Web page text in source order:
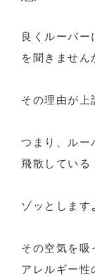
良くルーバー
を聞きません
その理由が上
つまり、ルー
飛散している
ゾッとします
その空気を吸
アレルギー性